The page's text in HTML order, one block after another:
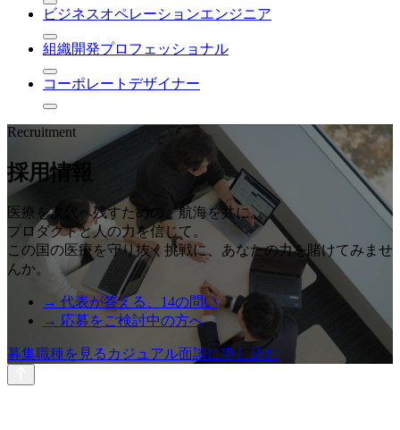
ビジネスオペレーションエンジニア
組織開発プロフェッショナル
コーポレートデザイナー
Recruitment
採用情報
医療を次代へ残すための、航海を共に。
プロダクトと人の力を信じて。
この国の医療を守り抜く挑戦に、あなたの力を賭けてみませ
んか。
→ 代表が答える、14の問い
→ 応募をご検討中の方へ
募集職種を見る カジュアル面談に申し込む